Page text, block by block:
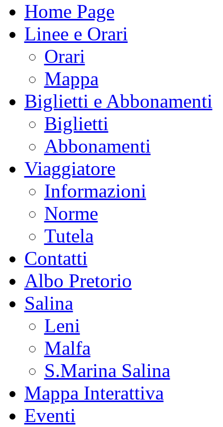
Home Page
Linee e Orari
Orari
Mappa
Biglietti e Abbonamenti
Biglietti
Abbonamenti
Viaggiatore
Informazioni
Norme
Tutela
Contatti
Albo Pretorio
Salina
Leni
Malfa
S.Marina Salina
Mappa Interattiva
Eventi